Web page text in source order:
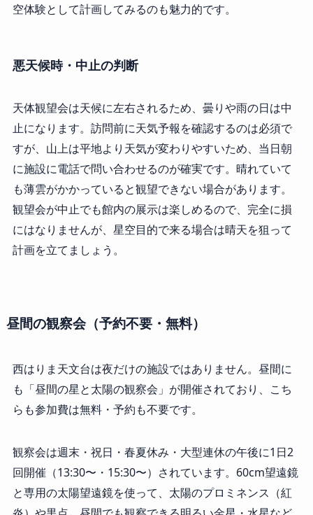
空体験として計画してみるのも魅力的です。
悪天候時・中止の判断
天体観望会は天候に左右されるため、曇りや雨の日は中
止になります。訪問前に天気予報を確認するのは必須で
すが、山上は平地より天気が変わりやすいため、当日朝
に施設に電話で問い合わせるのが確実です。晴れていて
も薄雲がかかっていると観望できない場合があります。
観望会が中止でも館内の展示は楽しめるので、完全に損
にはなりませんが、星空目的で来る場合は晴天を狙って
計画を立てましょう。
昼間の観察会（予約不要・無料）
西はりま天文台は夜だけの施設ではありません。昼間に
も「昼間の星と太陽の観察会」が開催されており、こち
らも参加費は無料・予約も不要です。
観察会は週末・祝日・春夏休み・大型連休の午後に1日2
回開催（13:30〜・15:30〜）されています。60cm望遠鏡
と専用の太陽望遠鏡を使って、太陽のプロミネンス（紅